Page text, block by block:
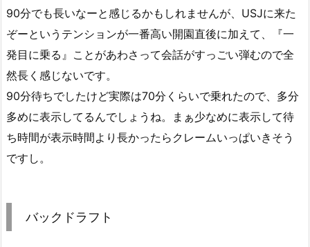
90分でも長いなーと感じるかもしれませんが、USJに来た
ぞーというテンションが一番高い開園直後に加えて、『一
発目に乗る』ことがあわさって会話がすっごい弾むので全
然長く感じないです。
90分待ちでしたけど実際は70分くらいで乗れたので、多分
多めに表示してるんでしょうね。まぁ少なめに表示して待
ち時間が表示時間より長かったらクレームいっぱいきそう
ですし。
バックドラフト